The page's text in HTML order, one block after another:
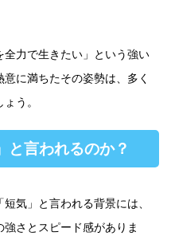
全力で生きたい」という強い
に満ちたその姿勢は、多く
う。
と言われるのか？
気」と言われる背景には、
さとスピード感がありま